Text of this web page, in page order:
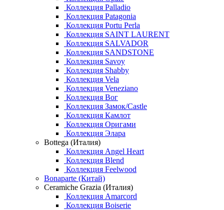
Коллекция Palladio
Коллекция Patagonia
Коллекция Portu Perla
Коллекция SAINT LAURENT
Коллекция SALVADOR
Коллекция SANDSTONE
Коллекция Savoy
Коллекция Shabby
Коллекция Vela
Коллекция Veneziano
Коллекция Вог
Коллекция Замок/Castle
Коллекция Камлот
Коллекция Оригами
Коллекция Элара
Bottega (Италия)
Коллекция Angel Heart
Коллекция Blend
Коллекция Feelwood
Bonaparte (Китай)
Ceramiche Grazia (Италия)
Коллекция Amarcord
Коллекция Boiserie